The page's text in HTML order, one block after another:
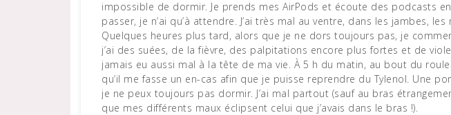
impossible de dormir. Je prends mes AirPods et écoute des podcasts
passer, je n’ai qu’à attendre. J’ai très mal au ventre, dans les jambes, les
Quelques heures plus tard, alors que je ne dors toujours pas, je
j’ai des suées, de la fièvre, des palpitations encore plus fortes et de
jamais eu aussi mal à la tête de ma vie. À 5 h du matin, au bout du
qu’il me fasse un en-cas afin que je puisse reprendre du Tylenol. Une
je ne peux toujours pas dormir. J’ai mal partout (sauf au bras
que mes différents maux éclipsent celui que j’avais dans le bras !).